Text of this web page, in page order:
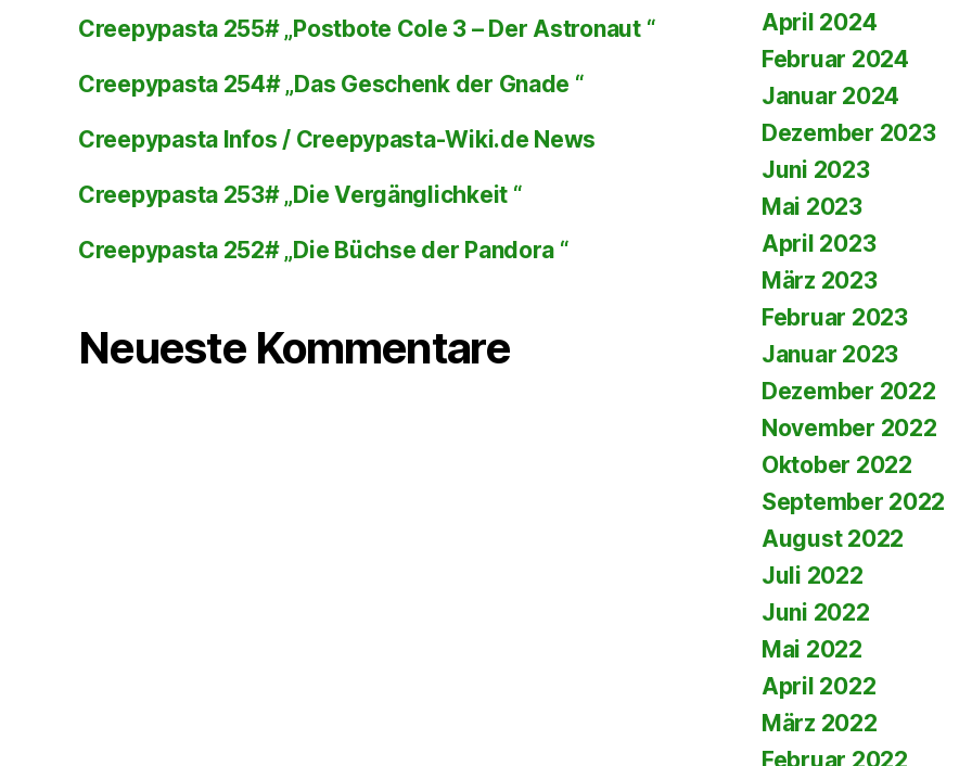
Creepypasta 255# „Postbote Cole 3 – Der Astronaut “
Creepypasta 254# „Das Geschenk der Gnade “
Creepypasta Infos / Creepypasta-Wiki.de News
Creepypasta 253# „Die Vergänglichkeit “
Creepypasta 252# „Die Büchse der Pandora “
Neueste Kommentare
April 2024
Februar 2024
Januar 2024
Dezember 2023
Juni 2023
Mai 2023
April 2023
März 2023
Februar 2023
Januar 2023
Dezember 2022
November 2022
Oktober 2022
September 2022
August 2022
Juli 2022
Juni 2022
Mai 2022
April 2022
März 2022
Februar 2022